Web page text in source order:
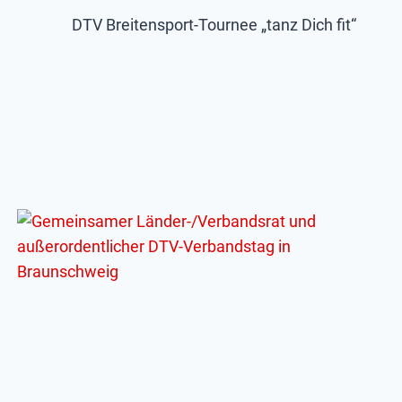
DTV Breitensport-Tournee „tanz Dich fit“